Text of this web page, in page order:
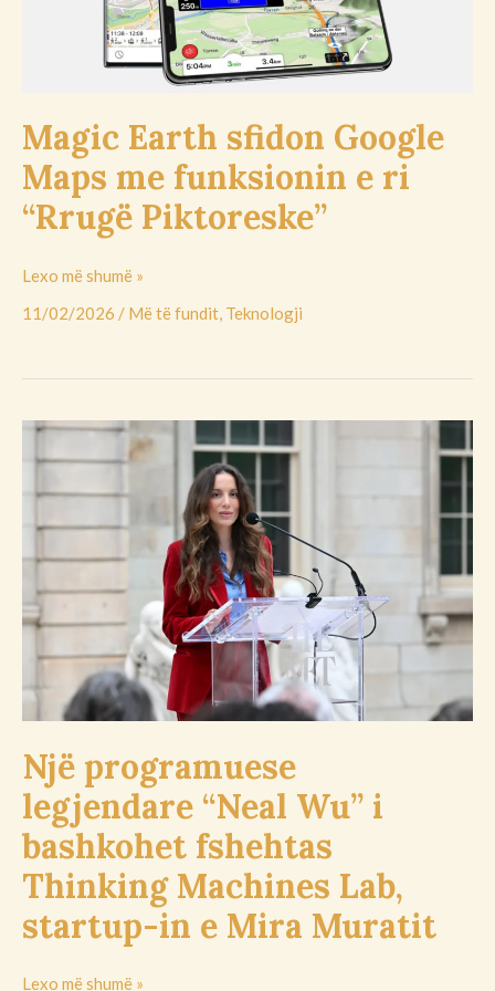
Magic Earth sfidon Google
Maps me funksionin e ri
“Rrugë Piktoreske”
Piktoreske”
Lexo më shumë »
11/02/2026 / Më të fundit, Teknologji
Një programuese
legjendare “Neal Wu” i
bashkohet fshehtas
Thinking Machines Lab,
startup-in e Mira Muratit
Një
programuese
Wu”
bashkohet
fshehtas
Machines
Lab,
startup-
in
e
Mira
Muratit
Lexo më shumë »